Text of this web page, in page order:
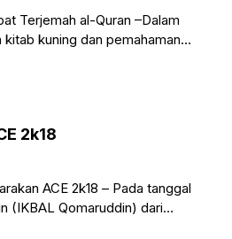
Terjemah al-Quran –Dalam
kuning dan pemahaman
2k18
ACE 2k18 – Pada tanggal
(IKBAL Qomaruddin) dari